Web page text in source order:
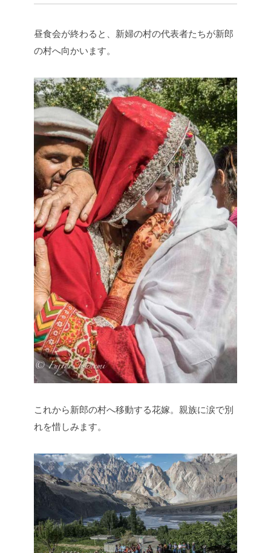
昼食会が終わると、新婦の村の代表者たちが新郎
の村へ向かいます。
これから新郎の村へ移動する花嫁。親族に涙で別
れを惜しみます。